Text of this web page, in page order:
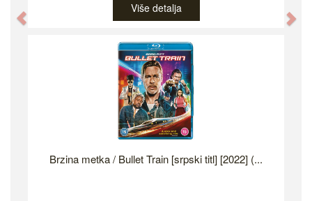
Više detalja
Brzina metka / Bullet Train [srpski titl] [2022] (...